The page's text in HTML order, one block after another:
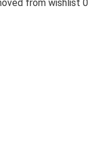
from wishlist 0